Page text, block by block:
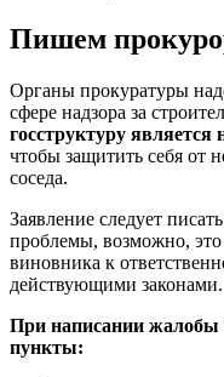
Пишем
Органы прокуратуры
сфере надзора за
госструктуру является
чтобы защитить себя от
соседа.
Заявление следует
проблемы, возможно,
виновника к
действующими законами.
При написании жалобы
пункты: